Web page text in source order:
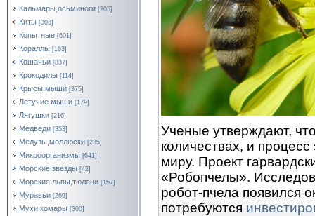
Кальмары,осьминоги [205]
Киты [303]
Копытные [601]
Кораллы [163]
Кошачьи [837]
Крокодилы [114]
Крысы,мыши [375]
Летучие мыши [179]
Лягушки [216]
Медведи [353]
Медузы,моллюски [235]
Микроорганизмы [641]
Морские звезды [42]
Морские львы,тюлени [157]
Муравьи [269]
Мухи,комары [300]
Ученые утверждают,
количествах, и
миру. Проект
«Робопчелы».
робот-пчела появился
потребуются